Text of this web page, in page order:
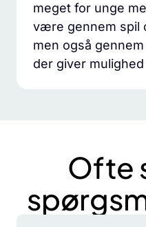
meget for unge
være gennem spil
men også
der giver
Ofte